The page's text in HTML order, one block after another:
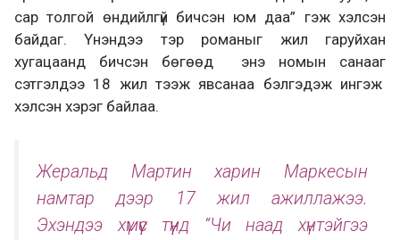
сар толгой өндийлгүй бичсэн юм даа” гэж хэлсэн
байдаг. Үнэндээ тэр романыг жил гаруйхан
хугацаанд бичсэн бөгөөд энэ номын санааг
сэтгэлдээ 18 жил тээж явсанаа бэлгэдэж ингэж
хэлсэн хэрэг байлаа.
Жеральд Мартин харин Маркесын
намтар дээр 17 жил ажиллажээ.
Эхэндээ хүмүүс түүнд “Чи наад хүнтэйгээ